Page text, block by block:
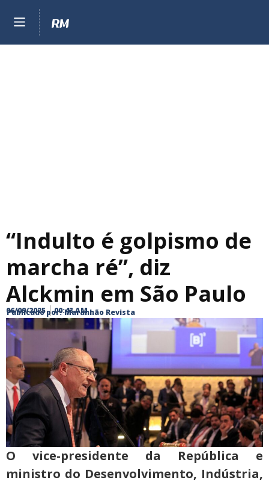
“Indulto é golpismo de
marcha ré”, diz
Alckmin em São Paulo
Publicado por: Maranhão Revista
06/09/2025 00:43 AM
O vice-presidente da República e
ministro do Desenvolvimento, Indústria,